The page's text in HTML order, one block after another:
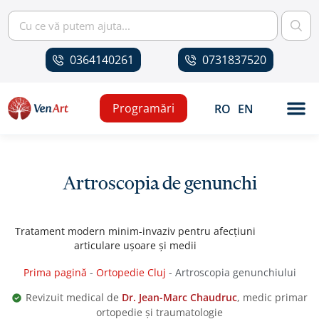
0364140261 0731837520
RO EN
Programări
Artroscopia de genunchi
Tratament modern minim-invaziv pentru afecțiuni
articulare ușoare și medii
Prima pagină - Ortopedie Cluj - Artroscopia genunchiului
Revizuit medical de Dr. Jean-Marc Chaudruc, medic primar
ortopedie și traumatologie